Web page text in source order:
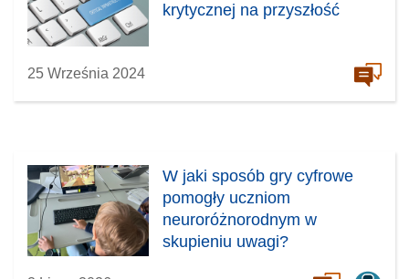
krytycznej na przyszłość
25 Września 2024
W jaki sposób gry cyfrowe
pomogły uczniom
neuroróżnorodnym w
skupieniu uwagi?